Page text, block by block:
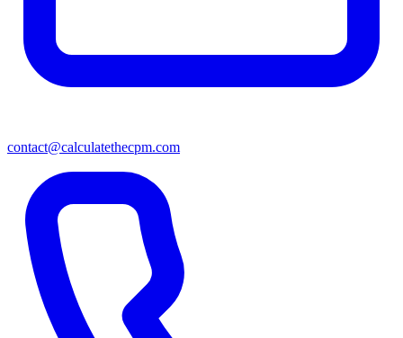
contact@calculatethecpm.com